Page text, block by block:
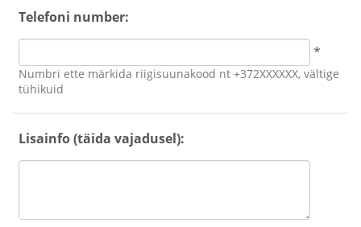
Telefoni number:
*
Numbri ette märkida riigisuunakood nt +372XXXXXX, vältige
tühikuid
Lisainfo (täida vajadusel):